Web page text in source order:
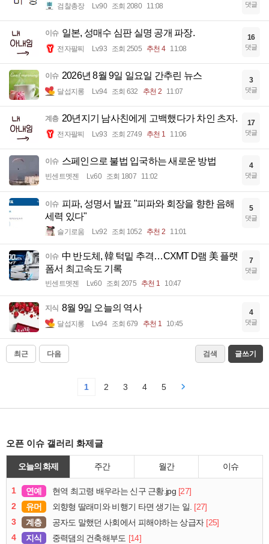
검찰총장 Lv.90 조회 2080 11:08 댓글
이슈 일본, 성매수 심판 실명 공개 파장.
전자팔찌 Lv.93 조회 2505 추천 4 11:08
16
댓글
이슈 2026년 8월 9일 일요일 간추린 뉴스
달섭지롱 Lv.94 조회 632 추천 2 11:07
3
댓글
계층 20년지기 남사친에게 고백했다가 차인 츠자.
전자팔찌 Lv.93 조회 2749 추천 1 11:06
17
댓글
이슈 스페인으로 불법 입국하는 새로운 방법
빈센트멧젠 Lv.60 조회 1807 11:02
4
댓글
이슈 피파, 성명서 발표 "피파와 회장을 향한 음해
세력 있다"
슬기로움 Lv.92 조회 1052 추천 2 11:01
5
댓글
이슈 中 반도체, 韓 턱밑 추격…CXMT D램 美 플랫
폼서 최고속도 기록
빈센트멧젠 Lv.60 조회 2075 추천 1 10:47
7
댓글
지식 8월 9일 오늘의 역사
달섭지롱 Lv.94 조회 679 추천 1 10:45
4
댓글
최근 다음 검색 글쓰기
1 2 3 4 5
오픈 이슈 갤러리 화제글
오늘의 화제 주간 월간 이슈
1 연예 현역 최고령 배우라는 신구 근황.jpg [27]
2
유머 외향형 딸래미와 비행기 타면 생기는 일. [27]
3
계층 공자도 말했던 사회에서 피해야하는 상급자 [25]
4
지식 중력댐의 건축해부도 [14]